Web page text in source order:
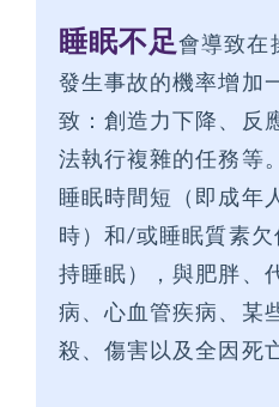
睡眠不足會導致在
發生事故的機率增加
致：創造力下降、反
法執行複雜的任務等
睡眠時間短（即成年
時）和/或睡眠質素
持睡眠），與肥胖、
病、心血管疾病、某
殺、傷害以及全因死